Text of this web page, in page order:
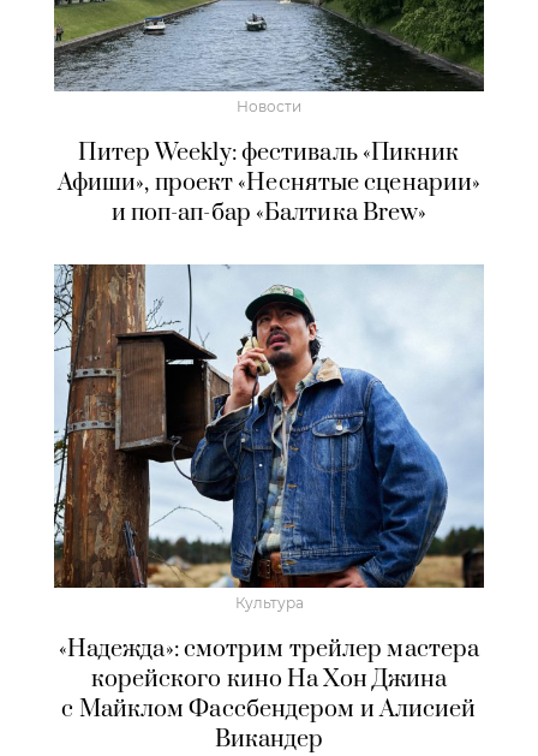
Новости
Питер Weekly: фестиваль «Пикник
Афиши», проект «Неснятые сценарии»
и поп-ап-бар «Балтика Brew»
Культура
«Надежда»: смотрим трейлер мастера
корейского кино На Хон Джина
с Майклом Фассбендером и Алисией
Викандер